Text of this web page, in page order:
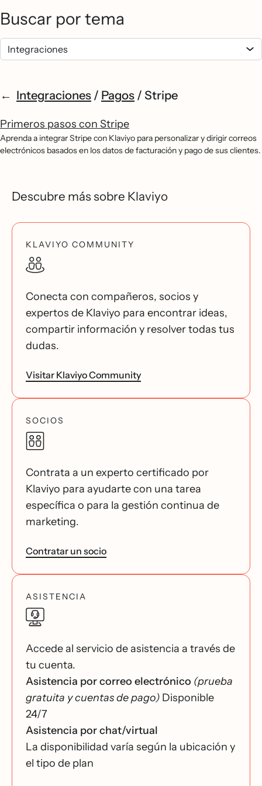
Buscar por tema
Integraciones / Pagos / Stripe
Primeros pasos con Stripe
Aprenda a integrar Stripe con Klaviyo para personalizar y dirigir correos
electrónicos basados en los datos de facturación y pago de sus clientes.
Descubre más sobre Klaviyo
KLAVIYO COMMUNITY
Conecta con compañeros, socios y
expertos de Klaviyo para encontrar ideas,
compartir información y resolver todas tus
dudas.
Visitar Klaviyo Community
SOCIOS
Contrata a un experto certificado por
Klaviyo para ayudarte con una tarea
específica o para la gestión continua de
marketing.
Contratar un socio
ASISTENCIA
Accede al servicio de asistencia a través de
tu cuenta.
Asistencia por correo electrónico (prueba
gratuita y cuentas de pago) Disponible
24/7
Asistencia por chat/virtual
La disponibilidad varía según la ubicación y
el tipo de plan